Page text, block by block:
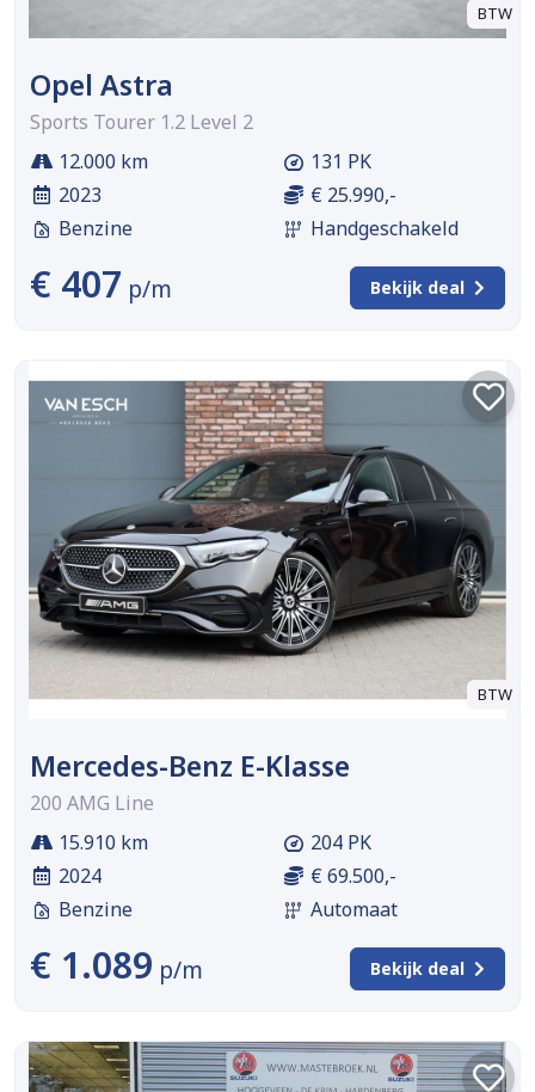
BTW
Opel Astra
Sports Tourer 1.2 Level 2
12.000 km
2023
Benzine
131 PK
€ 25.990,-
Handgeschakeld
€ 407 p/m Bekijk deal
BTW
Mercedes-Benz E-Klasse
200 AMG Line
15.910 km
2024
Benzine
204 PK
€ 69.500,-
Automaat
€ 1.089 p/m Bekijk deal